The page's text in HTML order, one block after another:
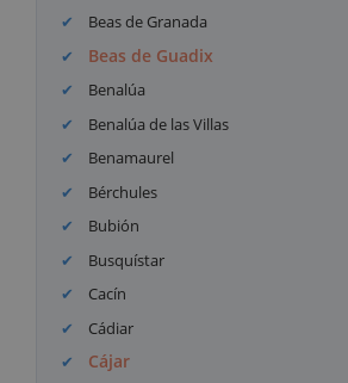
Beas de Granada
Beas de Guadix
Benalúa
Benalúa de las Villas
Benamaurel
Bérchules
Bubión
Busquístar
Cacín
Cádiar
Cájar